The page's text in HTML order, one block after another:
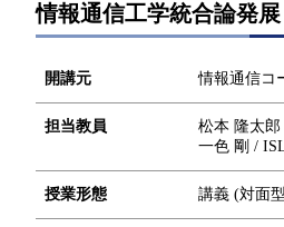
情報通信工学統合論発展
開講元 情報通信コ
担当教員
松本 隆太
一色 剛 /
授業形態 講義 (対面